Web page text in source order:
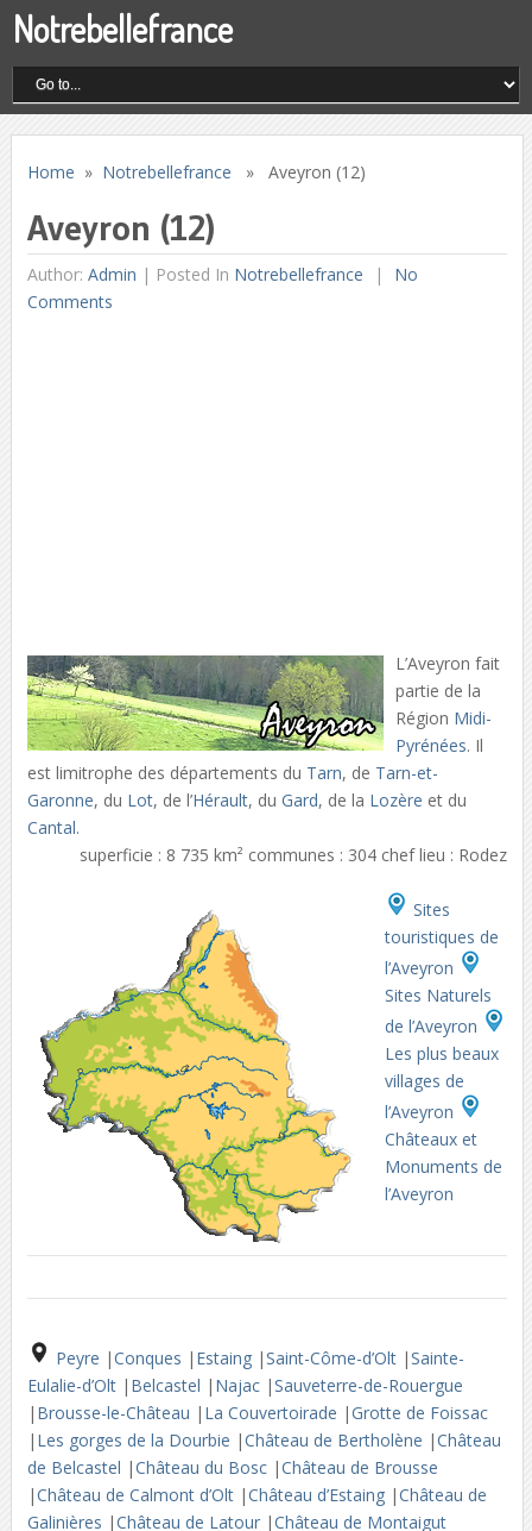
Notrebellefrance
Home » Notrebellefrance » Aveyron (12)
Aveyron (12)
Author: Admin | Posted In Notrebellefrance
No
Comments
L’Aveyron fait
partie de la
Région Midi-
Pyrénées. Il
est limitrophe des départements du Tarn, de Tarn-et-
Garonne, du Lot, de l’Hérault, du Gard, de la Lozère et du
Cantal.
superficie : 8 735 km² communes : 304 chef lieu : Rodez
Sites
touristiques de
l’Aveyron
Sites Naturels
de l’Aveyron
Les plus beaux
villages de
l’Aveyron
Châteaux et
Monuments de
l’Aveyron
Peyre |Conques | Estaing |Saint-Côme-d’Olt |Sainte-
Eulalie-d’Olt | Belcastel | Najac |Sauveterre-de-Rouergue
| Brousse-le-Château | La Couvertoirade |Grotte de Foissac
| Les gorges de la Dourbie |Château de Bertholène |Château
de Belcastel |Château du Bosc |Château de Brousse
|Château de Calmont d’Olt |Château d’Estaing |Château de
Galinières |Château de Latour |Château de Montaigut